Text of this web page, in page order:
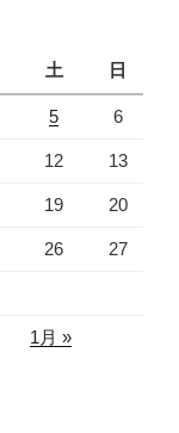
土 日
5 6
12 13
19 20
26 27
1月 »